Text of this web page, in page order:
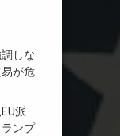
しな
が危
派
ンプ